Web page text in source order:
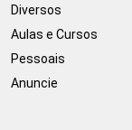
Diversos
Aulas e Cursos
Pessoais
Anuncie